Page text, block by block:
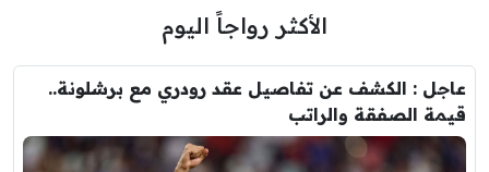
الأكثر رواجاً اليوم
عاجل : الكشف عن تفاصيل عقد رودري مع برشلونة..
قيمة الصفقة والراتب